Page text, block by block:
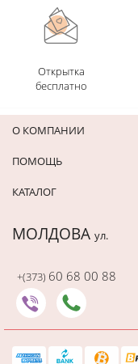
Открытка
бесплатно
О КОМПАНИИ
ПОМОЩЬ
КАТАЛОГ
МОЛДОВА ул.
+(373) 60 68 00 88